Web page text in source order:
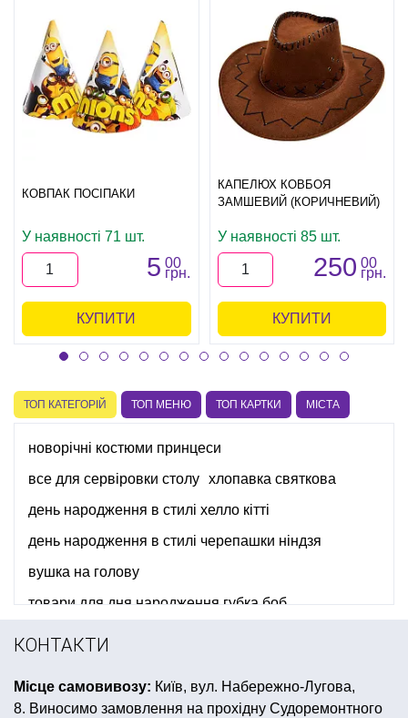
КОВПАК ПОСІПАКИ
У наявності 71 шт.
5 00
грн.
КУПИТИ
КАПЕЛЮХ КОВБОЯ
ЗАМШЕВИЙ (КОРИЧНЕВИЙ)
У наявності 85 шт.
250 00
грн.
КУПИТИ
ТОП КАТЕГОРІЙ ТОП МЕНЮ ТОП КАРТКИ МІСТА
новорічні костюми принцеси
все для сервіровки столу хлопавка святкова
день народження в стилі хелло кітті
день народження в стилі черепашки ніндзя
вушка на голову
товари для дня народження губка боб
день народження в стилі тачки
все до дня народження дитини щенячий патруль
КОНТАКТИ
Місце самовивозу: Київ, вул. Набережно-Лугова,
8. Виносимо замовлення на прохідну Судоремонтного